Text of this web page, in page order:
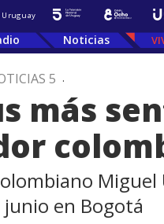
Uruguay
Noticias
5 .
más
junio en Bogotá